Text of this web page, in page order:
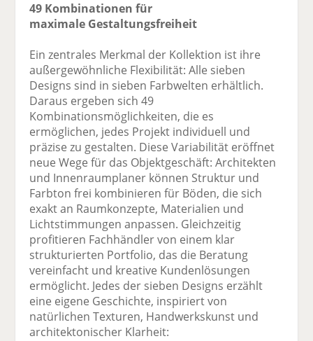
49 Kombinationen für
maximale Gestaltungsfreiheit
Ein zentrales Merkmal der Kollektion ist ihre
außergewöhnliche Flexibilität: Alle sieben
Designs sind in sieben Farbwelten erhältlich.
Daraus ergeben sich 49
Kombinationsmöglichkeiten, die es
ermöglichen, jedes Projekt individuell und
präzise zu gestalten. Diese Variabilität eröffnet
neue Wege für das Objektgeschäft: Architekten
und Innenraumplaner können Struktur und
Farbton frei kombinieren für Böden, die sich
exakt an Raumkonzepte, Materialien und
Lichtstimmungen anpassen. Gleichzeitig
profitieren Fachhändler von einem klar
strukturierten Portfolio, das die Beratung
vereinfacht und kreative Kundenlösungen
ermöglicht. Jedes der sieben Designs erzählt
eine eigene Geschichte, inspiriert von
natürlichen Texturen, Handwerkskunst und
architektonischer Klarheit: